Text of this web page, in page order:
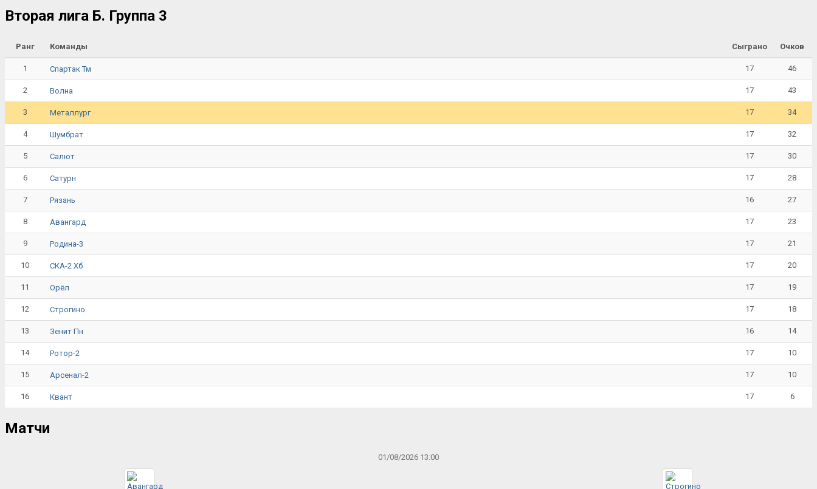
Вторая лига Б. Группа 3
Ранг Команды Сыграно Очков
1 Спартак Тм 17 46
2 Волна 17 43
3 Металлург 17 34
4 Шумбрат 17 32
5 Салют 17 30
6 Сатурн 17 28
7 Рязань 16 27
8 Авангард 17 23
9 Родина-3 17 21
10 СКА-2 Хб 17 20
11 Орёл 17 19
12 Строгино 17 18
13 Зенит Пн 16 14
14 Ротор-2 17 10
15 Арсенал-2 17 10
16 Квант 17 6
Матчи
01/08/2026 13:00